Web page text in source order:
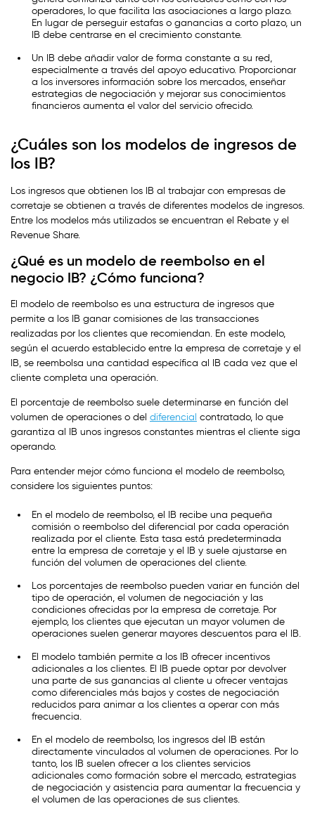
operadores, lo que facilita las asociaciones a largo plazo.
En lugar de perseguir estafas o ganancias a corto plazo, un
IB debe centrarse en el crecimiento constante.
Un IB debe añadir valor de forma constante a su red,
especialmente a través del apoyo educativo. Proporcionar
a los inversores información sobre los mercados, enseñar
estrategias de negociación y mejorar sus conocimientos
financieros aumenta el valor del servicio ofrecido.
¿Cuáles son los modelos de ingresos de
los IB?
Los ingresos que obtienen los IB al trabajar con empresas de
corretaje se obtienen a través de diferentes modelos de ingresos.
Entre los modelos más utilizados se encuentran el Rebate y el
Revenue Share.
¿Qué es un modelo de reembolso en el
negocio IB? ¿Cómo funciona?
El modelo de reembolso es una estructura de ingresos que
permite a los IB ganar comisiones de las transacciones
realizadas por los clientes que recomiendan. En este modelo,
según el acuerdo establecido entre la empresa de corretaje y el
IB, se reembolsa una cantidad específica al IB cada vez que el
cliente completa una operación.
El porcentaje de reembolso suele determinarse en función del
volumen de operaciones o del diferencial contratado, lo que
garantiza al IB unos ingresos constantes mientras el cliente siga
operando.
Para entender mejor cómo funciona el modelo de reembolso,
considere los siguientes puntos:
En el modelo de reembolso, el IB recibe una pequeña
comisión o reembolso del diferencial por cada operación
realizada por el cliente. Esta tasa está predeterminada
entre la empresa de corretaje y el IB y suele ajustarse en
función del volumen de operaciones del cliente.
Los porcentajes de reembolso pueden variar en función del
tipo de operación, el volumen de negociación y las
condiciones ofrecidas por la empresa de corretaje. Por
ejemplo, los clientes que ejecutan un mayor volumen de
operaciones suelen generar mayores descuentos para el IB.
El modelo también permite a los IB ofrecer incentivos
adicionales a los clientes. El IB puede optar por devolver
una parte de sus ganancias al cliente u ofrecer ventajas
como diferenciales más bajos y costes de negociación
reducidos para animar a los clientes a operar con más
frecuencia.
En el modelo de reembolso, los ingresos del IB están
directamente vinculados al volumen de operaciones. Por lo
tanto, los IB suelen ofrecer a los clientes servicios
adicionales como formación sobre el mercado, estrategias
de negociación y asistencia para aumentar la frecuencia y
el volumen de las operaciones de sus clientes.